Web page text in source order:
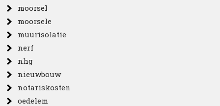
moorsel
moorsele
muurisolatie
nerf
nhg
nieuwbouw
notariskosten
oedelem